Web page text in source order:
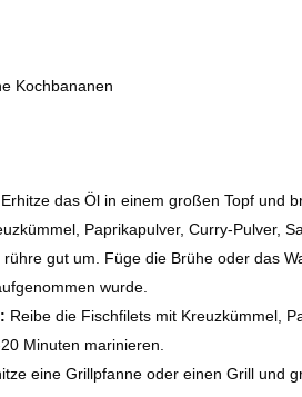
Kochbananen
Erhitze das Öl in einem großen Topf und
Paprikapulver, Curry-Pulver,
rühre gut um. Füge die Brühe oder das
wurde.
Reibe die Fischfilets mit Kreuzkümmel,
Minuten marinieren.
eine Grillpfanne oder einen Grill und